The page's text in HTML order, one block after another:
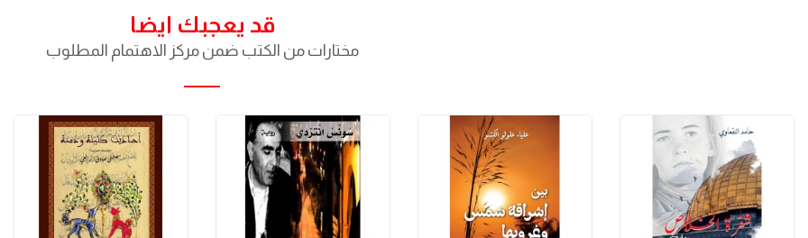
قد يعجبك ايضا
مختارات من الكتب ضمن مركز الاهتمام المطلوب